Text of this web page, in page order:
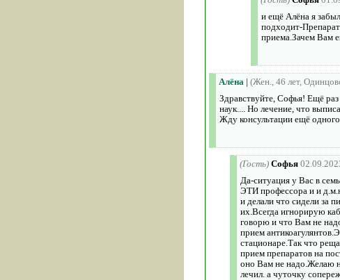
и ещё Алёна я
подходит-
приема.Зачем Вам
Алёна | (Жен., 46 лет,
Здравствуйте, Софья! Ещё
наук.... Но лечение, что
Жду консультации ещё
(Гость) Софья
Да-ситуация у Вас в
ЭТИ профессора и и
и делали что сидели за
их.Всегда игнорирую
говорю и что Вам не
прием
стационаре.Так что
прием препаратов на
оно Вам не надо.Желаю
лечил. а чуточку